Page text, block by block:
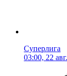
Суперлига
03:00, 22